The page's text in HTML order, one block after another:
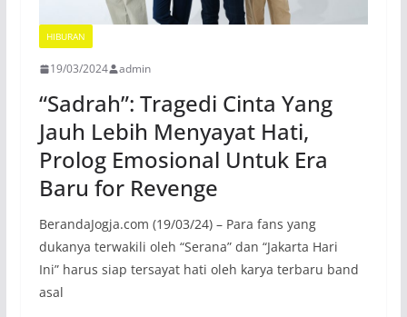
HIBURAN
19/03/2024 admin
“Sadrah”: Tragedi Cinta Yang
Jauh Lebih Menyayat Hati,
Prolog Emosional Untuk Era
Baru for Revenge
BerandaJogja.com (19/03/24) – Para fans yang
dukanya terwakili oleh “Serana” dan “Jakarta Hari
Ini” harus siap tersayat hati oleh karya terbaru band
asal